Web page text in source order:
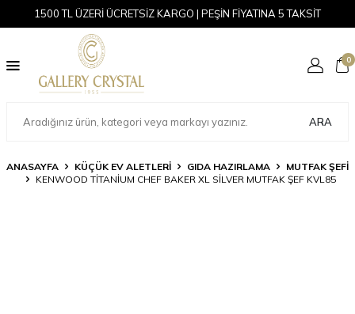
1500 TL ÜZERİ ÜCRETSİZ KARGO | PEŞİN FİYATINA 5 TAKSİT
ARA
0
ANASAYFA KÜÇÜK EV ALETLERI GIDA HAZIRLAMA
MUTFAK ŞEFI
KENWOOD TITANIUM CHEF BAKER XL SILVER MUTFAK ŞEF KVL85